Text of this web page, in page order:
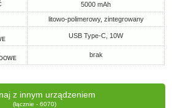
5000 mAh
litowo-polimerowy, zintegrowany
USB Type-C, 10W
brak
z innym urządzeniem
(łącznie - 6070)